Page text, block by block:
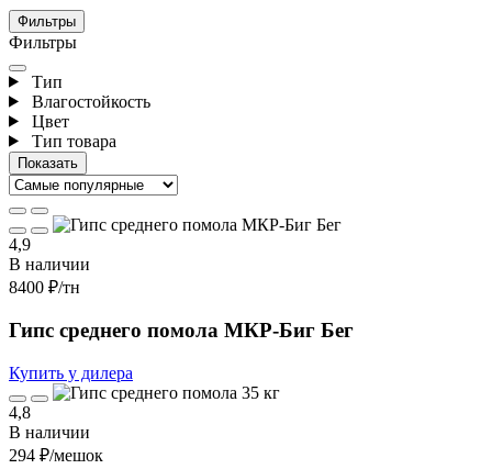
Фильтры
Фильтры
Тип
Влагостойкость
Цвет
Тип товара
4,9
В наличии
8400 ₽/тн
Гипс среднего помола МКР-Биг Бег
Купить у дилера
4,8
В наличии
294 ₽/мешок